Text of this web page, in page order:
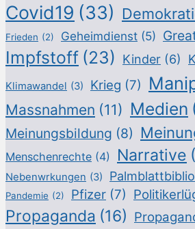
Covid19 (33)
Frieden (2) Geheimdienst (5)
Impfstoff (23) Kinder (6)
Klimawandel (3) Krieg (7)
Massnahmen (11) Medien
Meinungsbildung (8)
Menschenrechte (4) Narrative
Nebenwrkungen (3)
Pandemie (2) Pfizer (7)
Propaganda (16)